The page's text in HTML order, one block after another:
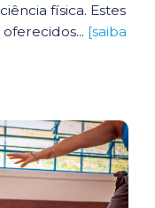
física. Estes
[saiba